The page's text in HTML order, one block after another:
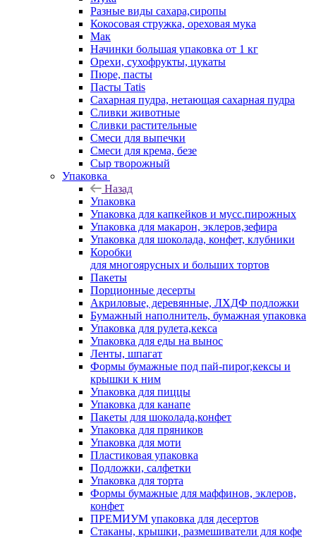
Разные виды сахара,сиропы
Кокосовая стружка, ореховая мука
Мак
Начинки большая упаковка от 1 кг
Орехи, сухофрукты, цукаты
Пюре, пасты
Пасты Tatis
Сахарная пудра, нетающая сахарная пудра
Сливки животные
Сливки растительные
Смеси для выпечки
Смеси для крема, безе
Сыр творожный
Упаковка
Назад
Упаковка
Упаковка для капкейков и мусс.пирожных
Упаковка для макарон, эклеров,зефира
Упаковка для шоколада, конфет, клубники
Коробки
для многоярусных и больших тортов
Пакеты
Порционные десерты
Акриловые, деревянные, ЛХДФ подложки
Бумажный наполнитель, бумажная упаковка
Упаковка для рулета,кекса
Упаковка для еды на вынос
Ленты, шпагат
Формы бумажные под пай-пирог,кексы и
крышки к ним
Упаковка для пиццы
Упаковка для канапе
Пакеты для шоколада,конфет
Упаковка для пряников
Упаковка для моти
Пластиковая упаковка
Подложки, салфетки
Упаковка для торта
Формы бумажные для маффинов, эклеров,
конфет
ПРЕМИУМ упаковка для десертов
Стаканы, крышки, размешиватели для кофе